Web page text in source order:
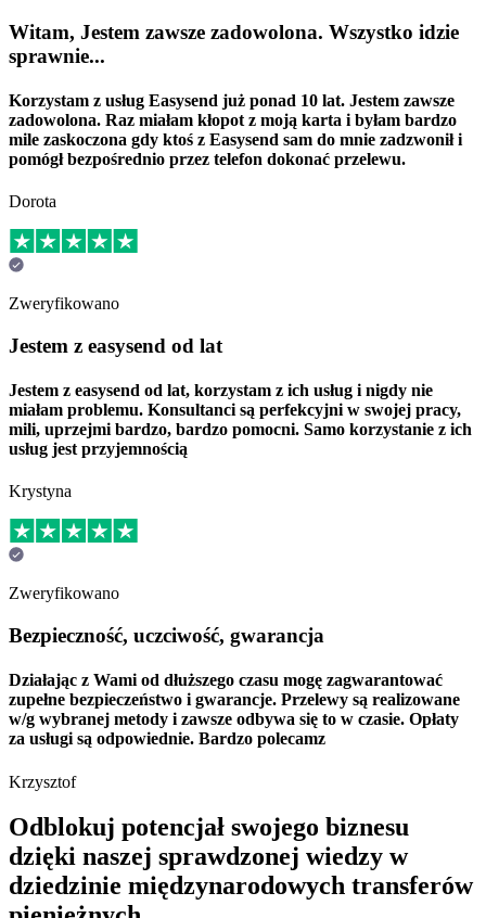
Witam, Jestem zawsze zadowolona. Wszystko idzie
sprawnie...
Korzystam z usług Easysend już ponad 10 lat. Jestem zawsze
zadowolona. Raz miałam kłopot z moją karta i byłam bardzo
mile zaskoczona gdy ktoś z Easysend sam do mnie zadzwonił i
pomógł bezpośrednio przez telefon dokonać przelewu.
Dorota
Zweryfikowano
Jestem z easysend od lat
Jestem z easysend od lat, korzystam z ich usług i nigdy nie
miałam problemu. Konsultanci są perfekcyjni w swojej pracy,
mili, uprzejmi bardzo, bardzo pomocni. Samo korzystanie z ich
usług jest przyjemnością
Krystyna
Zweryfikowano
Bezpieczność, uczciwość, gwarancja
Działając z Wami od dłuższego czasu mogę zagwarantować
zupełne bezpieczeństwo i gwarancje. Przelewy są realizowane
w/g wybranej metody i zawsze odbywa się to w czasie. Opłaty
za usługi są odpowiednie. Bardzo polecamz
Krzysztof
Odblokuj potencjał swojego biznesu
dzięki naszej sprawdzonej wiedzy w
dziedzinie międzynarodowych transferów